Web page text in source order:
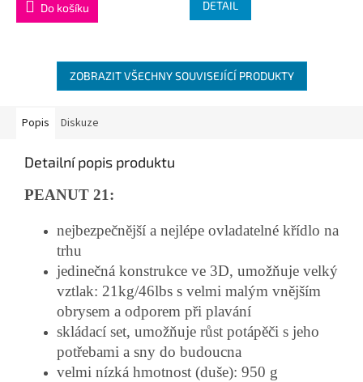
Do košíku DETAIL
ZOBRAZIT VŠECHNY SOUVISEJÍCÍ PRODUKTY
Popis Diskuze
Detailní popis produktu
PEANUT 21:
nejbezpečnější a nejlépe ovladatelné křídlo na
trhu
jedinečná konstrukce ve 3D, umožňuje velký
vztlak: 21kg/46lbs s velmi malým vnějším
obrysem a odporem při plavání
skládací set, umožňuje růst potápěči s jeho
potřebami a sny do budoucna
velmi nízká hmotnost (duše): 950 g